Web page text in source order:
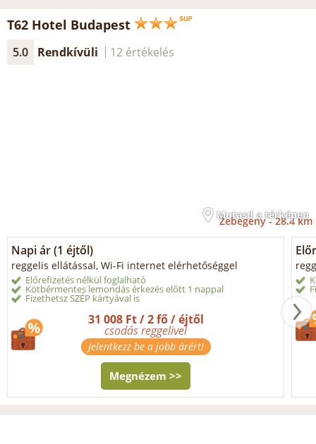
T62 Hotel Budapest
5.0 Rendkívüli 12 értékelés
Mutasd a térképen
Zebegény -28.4 km
Napi ár (1 éjtől)
reggelis ellátással, Wi-Fi internet elérhetőséggel
Előrefizetés nélkül foglalható
Kötbérmentes lemondás érkezés előtt 1 nappal
Fizethetsz SZÉP kártyával is
31 008 Ft / 2 fő / éjtől
csodás reggelivel
Jelentkezz be a jobb árért!
Megnézem >>